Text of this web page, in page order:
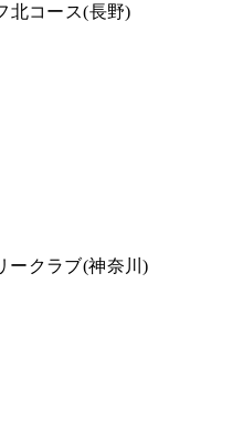
北コース(長野)
ークラブ(神奈川)